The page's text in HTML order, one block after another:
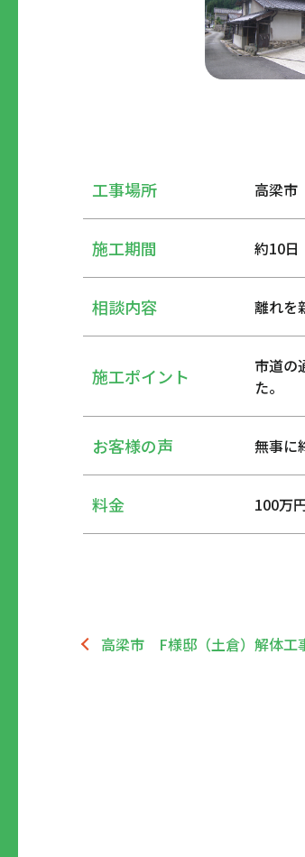
工事場所 高梁市
施工期間 約10日
相談内容 離れを
施工ポイント
市道の
た。
お客様の声 無事に
料金 100万
高梁市 F様邸（土倉）解体工